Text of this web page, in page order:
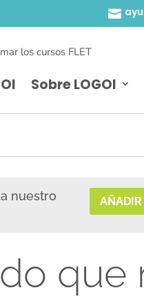

los cursos FLET
Sobre LOGOI
nuestro
que